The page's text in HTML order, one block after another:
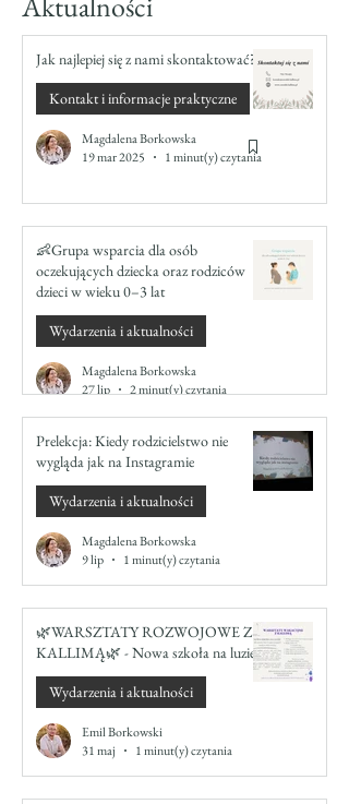
Jak najlepiej się z nami skontaktować?
Kontakt i informacje praktyczne
Magdalena Borkowska
19 mar 2025
1 minut(y) czytania
👶Grupa wsparcia dla osób
oczekujących dziecka oraz rodziców
dzieci w wieku 0–3 lat
Wydarzenia i aktualności
Magdalena Borkowska
27 lip
2 minut(y) czytania
Prelekcja: Kiedy rodzicielstwo nie
wygląda jak na Instagramie
Wydarzenia i aktualności
Magdalena Borkowska
9 lip
1 minut(y) czytania
🌿WARSZTATY ROZWOJOWE Z
KALLIMĄ🌿 - Nowa szkoła na luzie
Wydarzenia i aktualności
Emil Borkowski
31 maj
1 minut(y) czytania